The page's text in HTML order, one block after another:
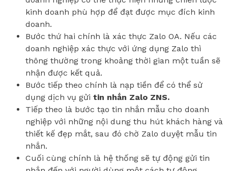
kinh doanh phù hợp để đạt được mục đích kinh
doanh.
Bước thứ hai chính là xác thực Zalo OA. Nếu các
doanh nghiệp xác thực với ứng dụng Zalo thì
thông thường trong khoảng thời gian một tuần sẽ
nhận được kết quả.
Bước tiếp theo chính là nạp tiền để có thể sử
dụng dịch vụ gửi tin nhắn Zalo ZNS.
Tiếp theo là bước tạo tin nhắn mẫu cho doanh
nghiệp với những nội dung thu hút khách hàng và
thiết kế đẹp mắt, sau đó chờ Zalo duyệt mẫu tin
nhắn.
Cuối cùng chính là hệ thống sẽ tự động gửi tin